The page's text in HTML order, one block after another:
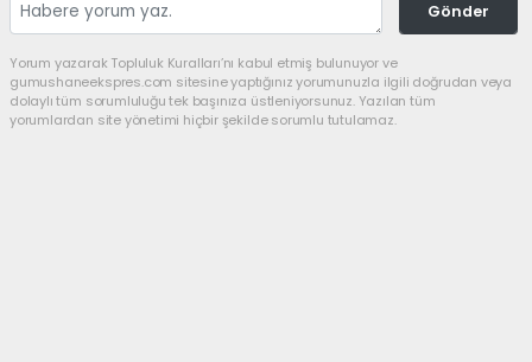
Gönder
Yorum yazarak Topluluk Kuralları’nı kabul etmiş bulunuyor ve
gumushaneekspres.com sitesine yaptığınız yorumunuzla ilgili doğrudan veya
dolaylı tüm sorumluluğu tek başınıza üstleniyorsunuz. Yazılan tüm
yorumlardan site yönetimi hiçbir şekilde sorumlu tutulamaz.